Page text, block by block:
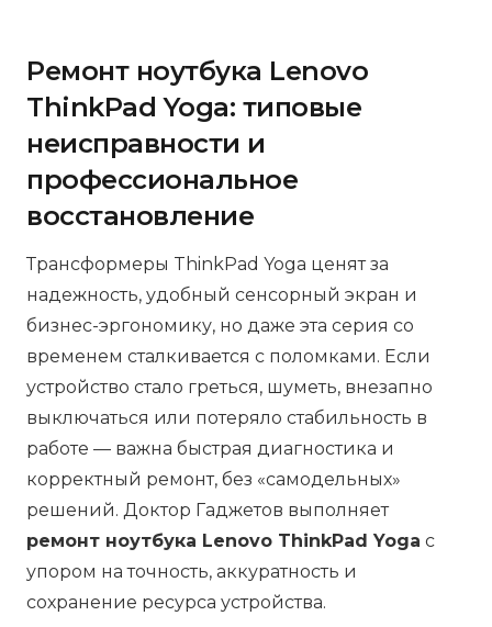
Ремонт ноутбука Lenovo
ThinkPad Yoga: типовые
неисправности и
профессиональное
восстановление
Трансформеры ThinkPad Yoga ценят за
надежность, удобный сенсорный экран и
бизнес-эргономику, но даже эта серия со
временем сталкивается с поломками. Если
устройство стало греться, шуметь, внезапно
выключаться или потеряло стабильность в
работе — важна быстрая диагностика и
корректный ремонт, без «самодельных»
решений. Доктор Гаджетов выполняет
ремонт ноутбука Lenovo ThinkPad Yoga с
упором на точность, аккуратность и
сохранение ресурса устройства.